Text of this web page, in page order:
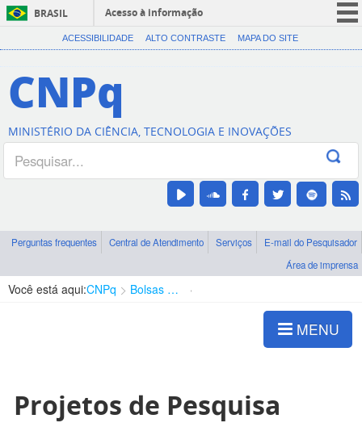
BRASIL
Acesso à informação
CORONAVÍRUS (COVID-19)
Canais
ACESSIBILIDADE ALTO CONTRASTE MAPA DO SITE
CNPq
MINISTÉRIO DA CIÊNCIA, TECNOLOGIA E INOVAÇÕES
Perguntas frequentes Central de Atendimento Serviços
E-mail do Pesquisador
Área de imprensa
Você está aqui:CNPq Bolsas e Auxílios Vigentes
MENU
Projetos de Pesquisa